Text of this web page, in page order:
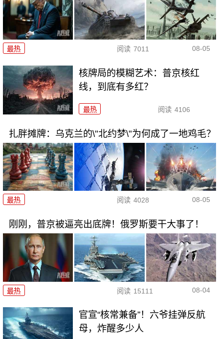
最热 阅读 7011 08-05
核牌局的模糊艺术：普京核红
线，到底有多红？
最热 阅读 4106
扎胖摊牌：乌克兰的\"北约梦\"为何成了一地鸡毛？
最热 阅读 4028 08-05
刚刚，普京被逼亮出底牌！俄罗斯要干大事了！
最热 阅读 15111 08-04
官宣“核常兼备”！六爷挂弹反航
母，炸醒多少人